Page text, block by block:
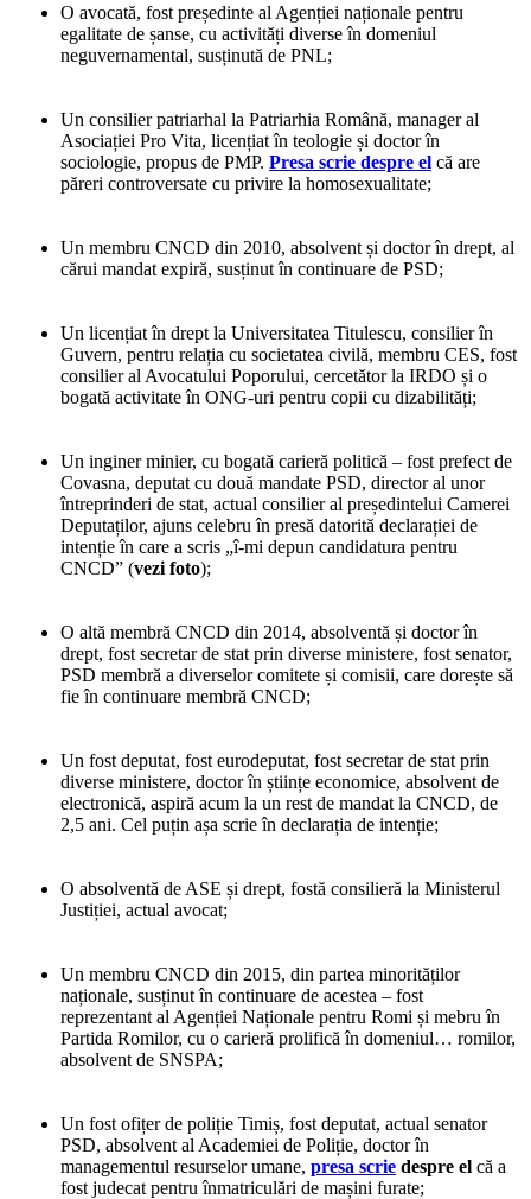
O avocată, fost președinte al Agenției naționale pentru
egalitate de șanse, cu activități diverse în domeniul
neguvernamental, susținută de PNL;
Un consilier patriarhal la Patriarhia Română, manager al
Asociației Pro Vita, licențiat în teologie și doctor în
sociologie, propus de PMP. Presa scrie despre el că are
păreri controversate cu privire la homosexualitate;
Un membru CNCD din 2010, absolvent și doctor în drept, al
cărui mandat expiră, susținut în continuare de PSD;
Un licențiat în drept la Universitatea Titulescu, consilier în
Guvern, pentru relația cu societatea civilă, membru CES, fost
consilier al Avocatului Poporului, cercetător la IRDO și o
bogată activitate în ONG-uri pentru copii cu dizabilități;
Un inginer minier, cu bogată carieră politică – fost prefect de
Covasna, deputat cu două mandate PSD, director al unor
întreprinderi de stat, actual consilier al președintelui Camerei
Deputaților, ajuns celebru în presă datorită declarației de
intenție în care a scris „î-mi depun candidatura pentru
CNCD” (vezi foto);
O altă membră CNCD din 2014, absolventă și doctor în
drept, fost secretar de stat prin diverse ministere, fost senator,
PSD membră a diverselor comitete și comisii, care dorește să
fie în continuare membră CNCD;
Un fost deputat, fost eurodeputat, fost secretar de stat prin
diverse ministere, doctor în științe economice, absolvent de
electronică, aspiră acum la un rest de mandat la CNCD, de
2,5 ani. Cel puțin așa scrie în declarația de intenție;
O absolventă de ASE și drept, fostă consilieră la Ministerul
Justiției, actual avocat;
Un membru CNCD din 2015, din partea minorităților
naționale, susținut în continuare de acestea – fost
reprezentant al Agenției Naționale pentru Romi și mebru în
Partida Romilor, cu o carieră prolifică în domeniul… romilor,
absolvent de SNSPA;
Un fost ofițer de poliție Timiș, fost deputat, actual senator
PSD, absolvent al Academiei de Poliție, doctor în
managementul resurselor umane, presa scrie despre el că a
fost judecat pentru înmatriculări de mașini furate;